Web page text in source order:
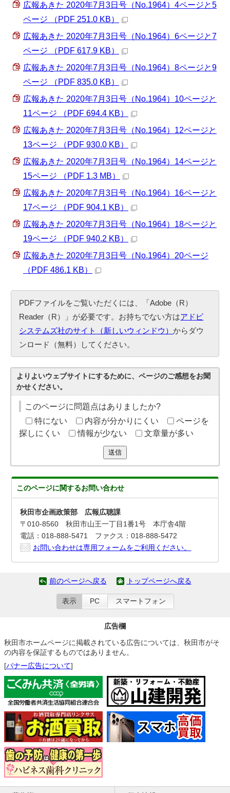
広報あきた 2020年7月3日号（No.1964）4ページと5
ページ （PDF 251.0 KB）
広報あきた 2020年7月3日号（No.1964）6ページと7
ページ （PDF 617.9 KB）
広報あきた 2020年7月3日号（No.1964）8ページと9
ページ （PDF 835.0 KB）
広報あきた 2020年7月3日号（No.1964）10ページと
11ページ （PDF 694.4 KB）
広報あきた 2020年7月3日号（No.1964）12ページと
13ページ （PDF 930.0 KB）
広報あきた 2020年7月3日号（No.1964）14ページと
15ページ （PDF 1.3 MB）
広報あきた 2020年7月3日号（No.1964）16ページと
17ページ （PDF 904.1 KB）
広報あきた 2020年7月3日号（No.1964）18ページと
19ページ （PDF 940.2 KB）
広報あきた 2020年7月3日号（No.1964）20ページ
（PDF 486.1 KB）
PDFファイルをご覧いただくには、「Adobe（R）
Reader（R）」が必要です。お持ちでない方はアドビ
システムズ社のサイト（新しいウィンドウ）からダウ
ンロード（無料）してください。
よりよいウェブサイトにするために、ページのご感想をお聞
かせください。
このページに問題点はありましたか?
特にない
内容が分かりにくい
ページを
探しにくい
情報が少ない 文章量が多い
送信
このページに関するお問い合わせ
秋田市企画政策部 広報広聴課
〒010-8560 秋田市山王一丁目1番1号 本庁舎4階
電話：018-888-5471 ファクス：018-888-5472
お問い合わせは専用フォームをご利用ください。
前のページへ戻る トップページへ戻る
表示 PC スマートフォン
広告欄
秋田市ホームページに掲載されている広告については、秋田市がそ
の内容を保証するものではありません。
[バナー広告について]